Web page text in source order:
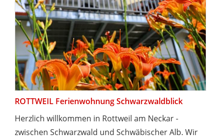
ROTTWEIL Ferienwohnung Schwarzwaldblick
Herzlich willkommen in Rottweil am Neckar -
zwischen Schwarzwald und Schwäbischer Alb. Wir